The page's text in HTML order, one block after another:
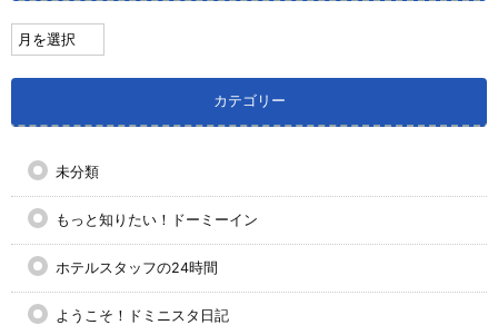
カテゴリー
未分類
もっと知りたい！ドーミーイン
ホテルスタッフの24時間
ようこそ！ドミニスタ日記